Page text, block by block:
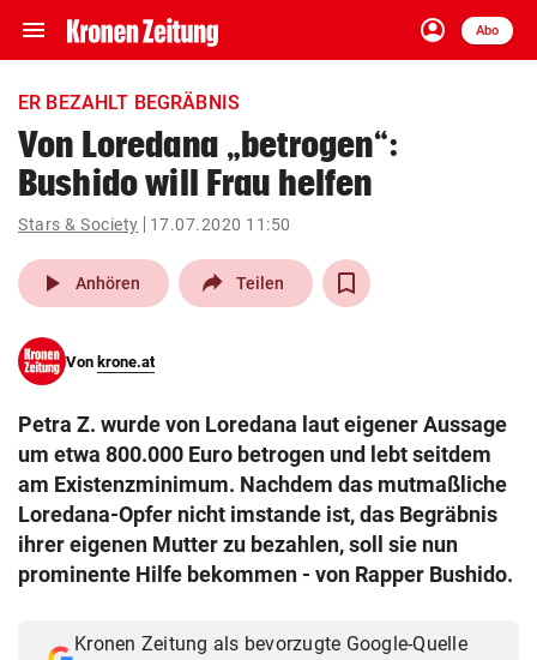
menu Navigation
ein-/ausklappen
account_circle
Anmelden
Abo
close Schließen
account_circle Anmelden
arrow_right
pin_drop
Wien arrow_right
search
eingeben
© Krone Multimedia GmbH & Co KG 2026
Muthgasse 2, 1190 Wien
ER BEZAHLT BEGRÄBNIS
Von Loredana „betrogen“:
Bushido will Frau helfen
Stars & Society 17.07.2020 11:50
play_arrow Anhören Teilen
Von krone.at
Petra Z. wurde von Loredana laut eigener Aussage
um etwa 800.000 Euro betrogen und lebt seitdem
am Existenzminimum. Nachdem das mutmaßliche
Loredana-Opfer nicht imstande ist, das Begräbnis
ihrer eigenen Mutter zu bezahlen, soll sie nun
prominente Hilfe bekommen - von Rapper Bushido.
Kronen Zeitung als bevorzugte Google-Quelle